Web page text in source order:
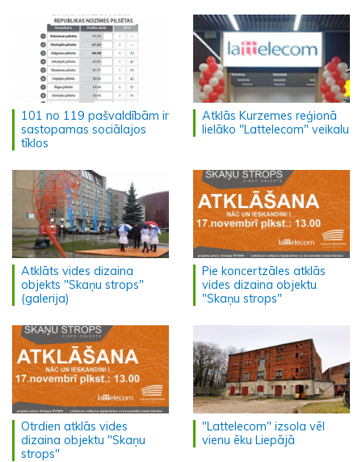
101 no 119 pašvaldībām ir
sastopamas sociālajos
tīklos
Atklās Kurzemes reģionā
lielāko "Lattelecom" veikalu
Atklāts vides dizaina
objekts "Skaņu strops"
(galerija)
Pie koncertzāles atklās
vides dizaina objektu
"Skaņu strops"
Otrdien atklās vides
dizaina objektu "Skaņu
strops"
"Lattelecom" izsola vēl
vienu ēku Liepājā